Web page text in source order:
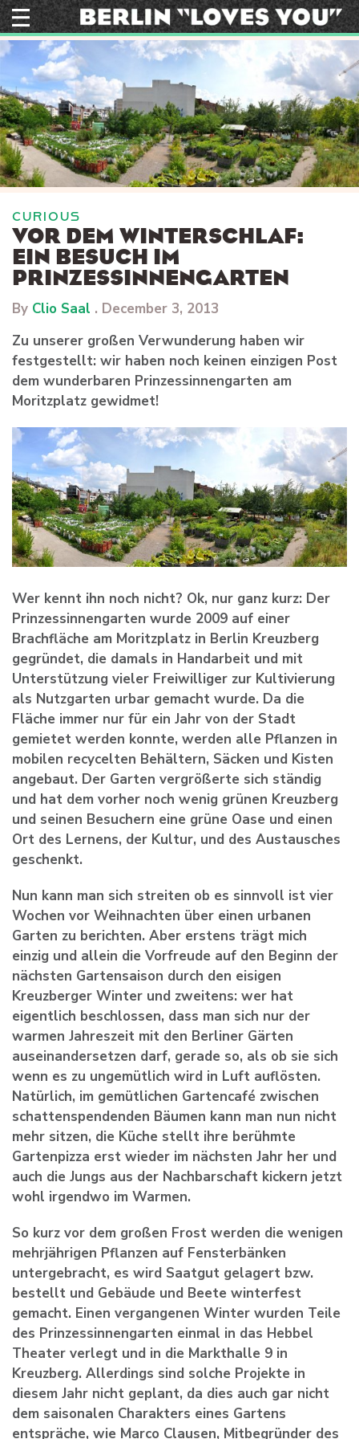
Skip
to
content
CURIOUS
VOR DEM WINTERSCHLAF:
EIN BESUCH IM
PRINZESSINNENGARTEN
By Clio Saal . December 3, 2013
Zu unserer großen Verwunderung haben wir
festgestellt: wir haben noch keinen einzigen Post
dem wunderbaren Prinzessinnengarten am
Moritzplatz gewidmet!
Wer kennt ihn noch nicht? Ok, nur ganz kurz: Der
Prinzessinnengarten wurde 2009 auf einer
Brachfläche am Moritzplatz in Berlin Kreuzberg
gegründet, die damals in Handarbeit und mit
Unterstützung vieler Freiwilliger zur Kultivierung
als Nutzgarten urbar gemacht wurde. Da die
Fläche immer nur für ein Jahr von der Stadt
gemietet werden konnte, werden alle Pflanzen in
mobilen recycelten Behältern, Säcken und Kisten
angebaut. Der Garten vergrößerte sich ständig
und hat dem vorher noch wenig grünen Kreuzberg
und seinen Besuchern eine grüne Oase und einen
Ort des Lernens, der Kultur, und des Austausches
geschenkt.
Nun kann man sich streiten ob es sinnvoll ist vier
Wochen vor Weihnachten über einen urbanen
Garten zu berichten. Aber erstens trägt mich
einzig und allein die Vorfreude auf den Beginn der
nächsten Gartensaison durch den eisigen
Kreuzberger Winter und zweitens: wer hat
eigentlich beschlossen, dass man sich nur der
warmen Jahreszeit mit den Berliner Gärten
auseinandersetzen darf, gerade so, als ob sie sich
wenn es zu ungemütlich wird in Luft auflösten.
Natürlich, im gemütlichen Gartencafé zwischen
schattenspendenden Bäumen kann man nun nicht
mehr sitzen, die Küche stellt ihre berühmte
Gartenpizza erst wieder im nächsten Jahr her und
auch die Jungs aus der Nachbarschaft kickern jetzt
wohl irgendwo im Warmen.
So kurz vor dem großen Frost werden die wenigen
mehrjährigen Pflanzen auf Fensterbänken
untergebracht, es wird Saatgut gelagert bzw.
bestellt und Gebäude und Beete winterfest
gemacht. Einen vergangenen Winter wurden Teile
des Prinzessinnengarten einmal in das Hebbel
Theater verlegt und in die Markthalle 9 in
Kreuzberg. Allerdings sind solche Projekte in
diesem Jahr nicht geplant, da dies auch gar nicht
dem saisonalen Charakters eines Gartens
entspräche, wie Marco Clausen, Mitbegründer des